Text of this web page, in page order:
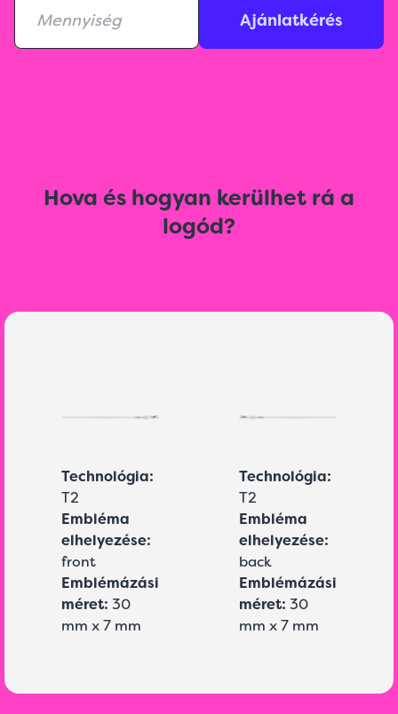
Ajánlatkérés
Hova és hogyan kerülhet rá a
logód?
Technológia:
T2
Embléma
elhelyezése:
front
Emblémázási
méret: 30
mm x 7 mm
Technológia:
T2
Embléma
elhelyezése:
back
Emblémázási
méret: 30
mm x 7 mm